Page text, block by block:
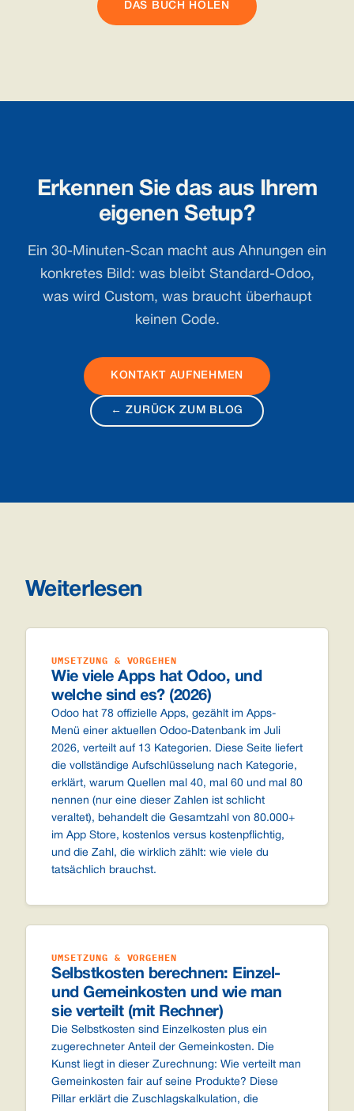
DAS BUCH HOLEN
Erkennen Sie das aus Ihrem
eigenen Setup?
Ein 30-Minuten-Scan macht aus Ahnungen ein
konkretes Bild: was bleibt Standard-Odoo,
was wird Custom, was braucht überhaupt
keinen Code.
KONTAKT AUFNEHMEN
← ZURÜCK ZUM BLOG
Weiterlesen
UMSETZUNG & VORGEHEN
Wie viele Apps hat Odoo, und
welche sind es? (2026)
Odoo hat 78 offizielle Apps, gezählt im Apps-
Menü einer aktuellen Odoo-Datenbank im Juli
2026, verteilt auf 13 Kategorien. Diese Seite liefert
die vollständige Aufschlüsselung nach Kategorie,
erklärt, warum Quellen mal 40, mal 60 und mal 80
nennen (nur eine dieser Zahlen ist schlicht
veraltet), behandelt die Gesamtzahl von 80.000+
im App Store, kostenlos versus kostenpflichtig,
und die Zahl, die wirklich zählt: wie viele du
tatsächlich brauchst.
UMSETZUNG & VORGEHEN
Selbstkosten berechnen: Einzel-
und Gemeinkosten und wie man
sie verteilt (mit Rechner)
Die Selbstkosten sind Einzelkosten plus ein
zugerechneter Anteil der Gemeinkosten. Die
Kunst liegt in dieser Zurechnung: Wie verteilt man
Gemeinkosten fair auf seine Produkte? Diese
Pillar erklärt die Zuschlagskalkulation, die